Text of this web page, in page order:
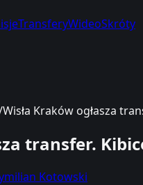
TransferyWideoSkróty
Wisła Kraków ogłasza
transfer.
Kotowski